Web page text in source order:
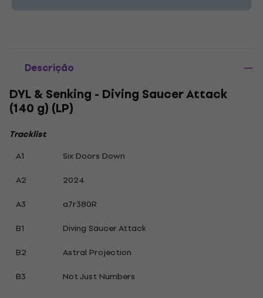
Descrição
DYL & Senking - Diving Saucer Attack
(140 g) (LP)
Tracklist
A1
Six Doors Down
A2
2024
A3
a7r380R
B1
Diving Saucer Attack
B2
Astral Projection
B3
Not Just Numbers